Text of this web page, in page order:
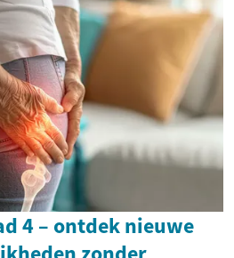
4 – ontdek nieuwe